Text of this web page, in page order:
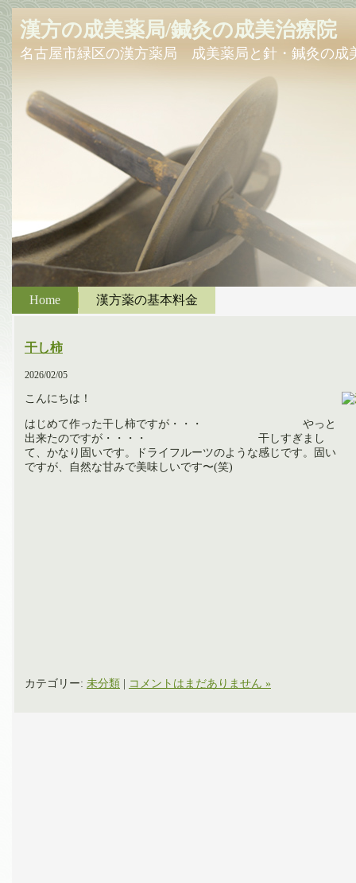
漢方の成美薬局/鍼灸の成美治療院
名古屋市緑区の漢方薬局 成美薬局と針・鍼灸の成
Home 漢方薬の基本料金
干し柿
2026/02/05
こんにちは！
はじめて作った干し柿ですが・・・ やっと
出来たのですが・・・・ 干しすぎまし
て、かなり固いです。ドライフルーツのような感じです。固い
ですが、自然な甘みで美味しいです〜(笑)
カテゴリー: 未分類 コメントはまだありません »